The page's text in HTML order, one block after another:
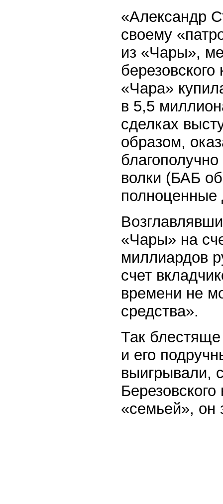
«Александр
своему
из «Чары»,
«Чара»
в 5,5
сделках
образом,
волки (БАБ
полноценные
«Чары» на
миллиардов
счет
времени не
средства».
Так
и его
выигрывали,
«семьей», он